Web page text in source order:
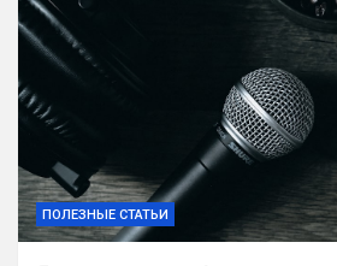
ПОЛЕЗНЫЕ СТАТЬИ